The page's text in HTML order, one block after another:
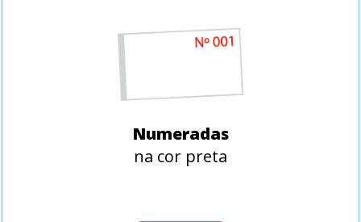
Numeradas
na cor preta